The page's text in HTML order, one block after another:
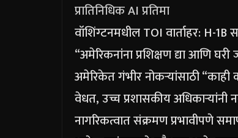
प्रातिनिधिक AI प्रतिमा
वॉशिंग्टनमधील TOI वार्ताहर: H-1B
“अमेरिकनांना प्रशिक्षण द्या आणि घरी
अमेरिकेत गंभीर नोकऱ्यांसाठी “काही
वेधत, उच्च प्रशासकीय
नागरिकत्वात संक्रमण प्रभावीपणे